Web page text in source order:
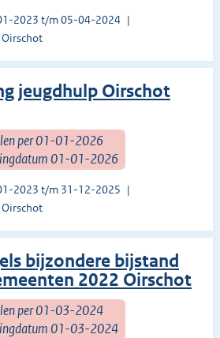
2023 t/m 05-04-2024
jeugdhulp Oirschot
per 01-01-2026
01-01-2026
2023 t/m 31-12-2025
bijzondere bijstand
2022 Oirschot
per 01-03-2024
01-03-2024